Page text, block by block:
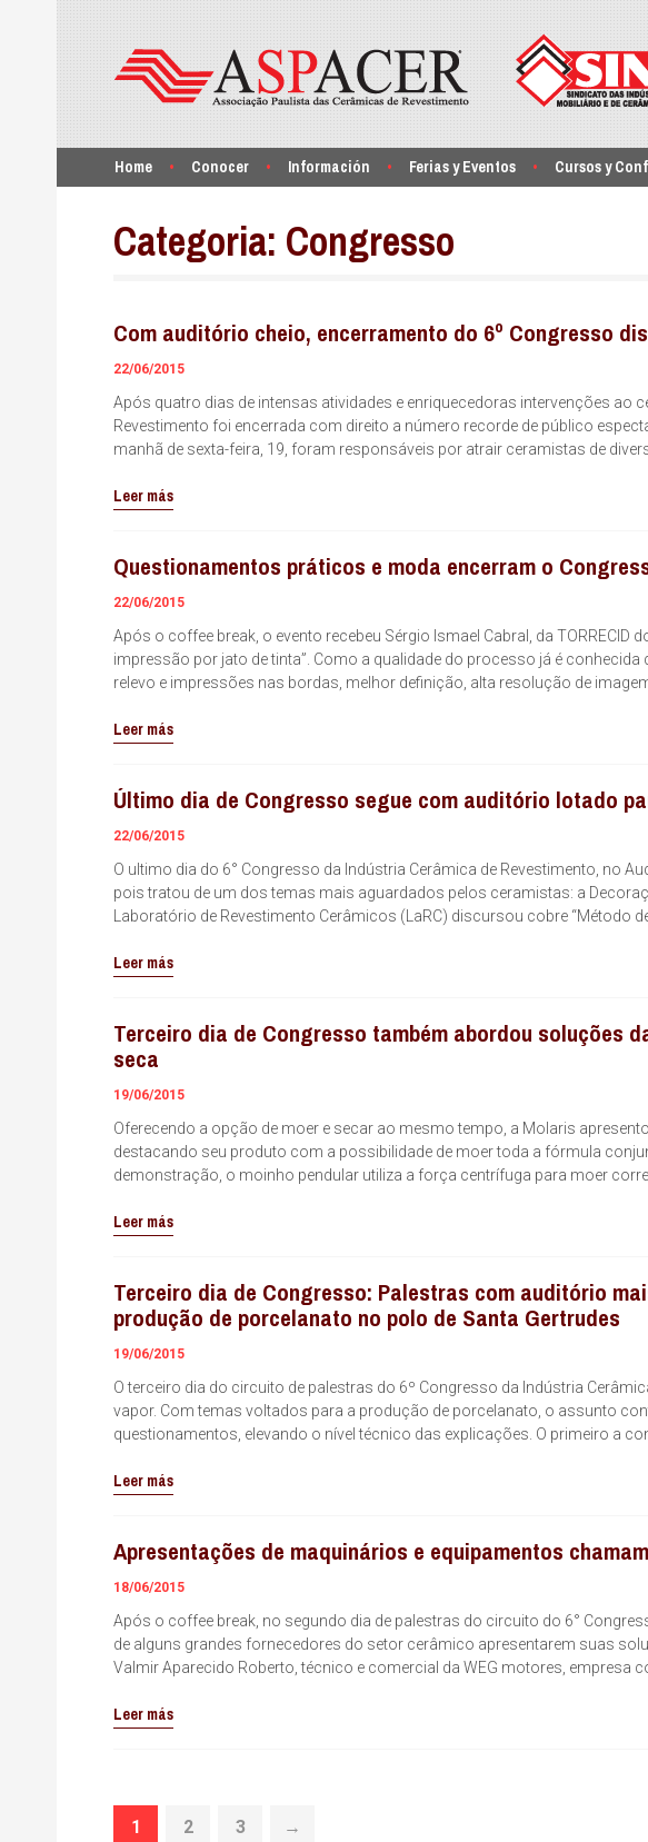
Home Conocer Información Ferias y Eventos Cursos y
Categoria: Congresso
Com auditório cheio, encerramento do 6º Congresso
22/06/2015
Após quatro dias de intensas atividades e enriquecedoras intervenções ao
Revestimento foi encerrada com direito a número recorde de público
manhã de sexta-feira, 19, foram responsáveis por atrair ceramistas de
Leer más
Questionamentos práticos e moda encerram o
22/06/2015
Após o coffee break, o evento recebeu Sérgio Ismael Cabral, da TORRECID
impressão por jato de tinta”. Como a qualidade do processo já é
relevo e impressões nas bordas, melhor definição, alta resolução de
Leer más
Último dia de Congresso segue com auditório lotado
22/06/2015
O ultimo dia do 6° Congresso da Indústria Cerâmica de Revestimento, no
pois tratou de um dos temas mais aguardados pelos ceramistas: a
Laboratório de Revestimento Cerâmicos (LaRC) discursou cobre “Método
Leer más
Terceiro dia de Congresso também abordou soluções
seca
19/06/2015
Oferecendo a opção de moer e secar ao mesmo tempo, a Molaris
destacando seu produto com a possibilidade de moer toda a fórmula
demonstração, o moinho pendular utiliza a força centrífuga para moer
Leer más
Terceiro dia de Congresso: Palestras com auditório
produção de porcelanato no polo de Santa Gertrudes
19/06/2015
O terceiro dia do circuito de palestras do 6º Congresso da Indústria
vapor. Com temas voltados para a produção de porcelanato, o assunto
questionamentos, elevando o nível técnico das explicações. O primeiro a
Leer más
Apresentações de maquinários e equipamentos
18/06/2015
Após o coffee break, no segundo dia de palestras do circuito do 6°
de alguns grandes fornecedores do setor cerâmico apresentarem suas
Valmir Aparecido Roberto, técnico e comercial da WEG motores, empresa
Leer más
1 2 3 →